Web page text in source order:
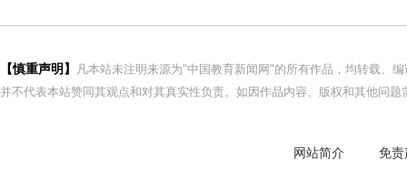
【慎重声明】
凡本站未注明来源为"中国教育新闻网"的所有作品，均转载、
并不代表本站赞同其观点和对其真实性负责。如因作品内容、版权和其他问
网站简介 免责